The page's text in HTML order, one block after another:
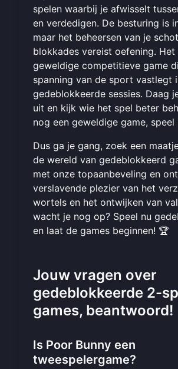
spelen waarbij je afwisselt
en verdedigen. De besturing is
maar het beheersen van je
blokkades vereist oefening. Het
geweldige competitieve game
spanning van de sport vastlegt
gedeblokkeerde sessies. Daag
uit en kijk wie het spel beter
nog een geweldige game, speel
Dus ga je gang, zoek een
de wereld van gedeblokkeerd
met onze topaanbeveling en
verslavende plezier van het
wortels en het ontwijken van
wacht je nog op? Speel nu
en laat de games beginnen! 🏆
Jouw vragen over
gedeblokkeerde 2-
games, beantwoord!
Is Poor Bunny een
tweespelergame?